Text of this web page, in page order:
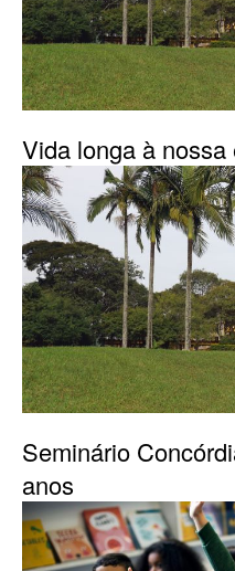
Vida longa à
Seminário
anos